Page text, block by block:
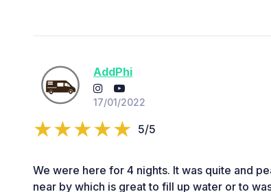
AddPhi
17/01/2022
5/5
We were here for 4 nights. It was quite and
near by which is great to fill up water or to